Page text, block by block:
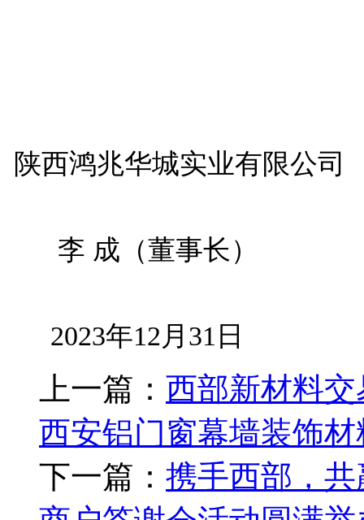
陕西鸿兆华城实业有限公司
李 成（董事长）
2023年12月31日
上一篇： 西部新材料交
西安铝门窗幕墙装饰
下一篇： 携手西部，